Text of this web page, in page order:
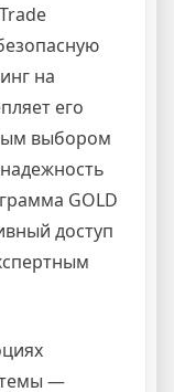
на
его
выбором
GOLD
доступ
—